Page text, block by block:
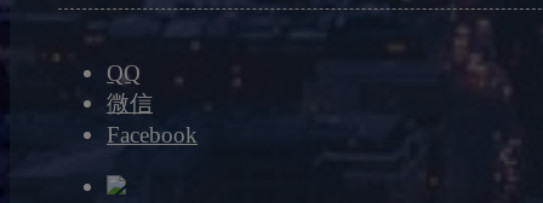
QQ
微信
Facebook